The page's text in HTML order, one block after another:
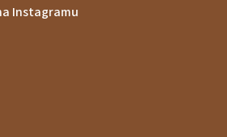
Instagramu